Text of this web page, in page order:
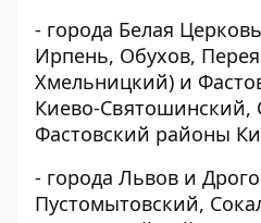
- города Белая
Ирпень, Обухов,
Хмельницкий) и
Киево-Святошинский,
Фастовский районы
- города Львов и
Пустомытовский,